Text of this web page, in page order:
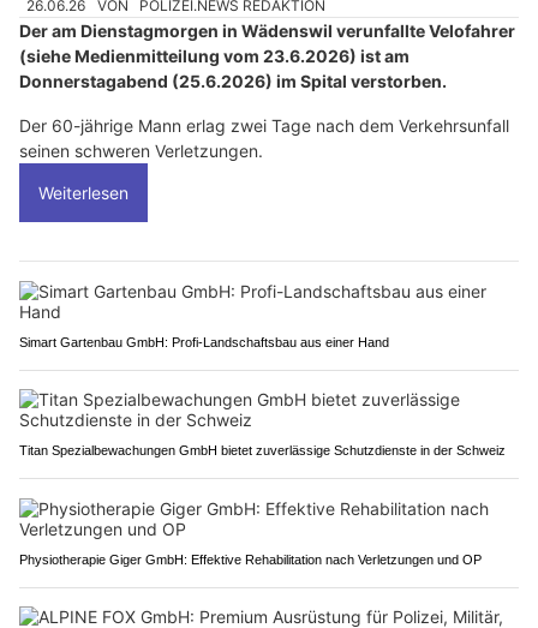
26.06.26 VON POLIZEI.NEWS REDAKTION
Der am Dienstagmorgen in Wädenswil verunfallte Velofahrer
(siehe Medienmitteilung vom 23.6.2026) ist am
Donnerstagabend (25.6.2026) im Spital verstorben.
Der 60-jährige Mann erlag zwei Tage nach dem Verkehrsunfall
seinen schweren Verletzungen.
Weiterlesen
Simart Gartenbau GmbH: Profi-Landschaftsbau aus einer Hand
Titan Spezialbewachungen GmbH bietet zuverlässige Schutzdienste in der Schweiz
Physiotherapie Giger GmbH: Effektive Rehabilitation nach Verletzungen und OP